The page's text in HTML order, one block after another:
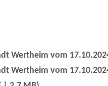
Wertheim vom
Wertheim vom